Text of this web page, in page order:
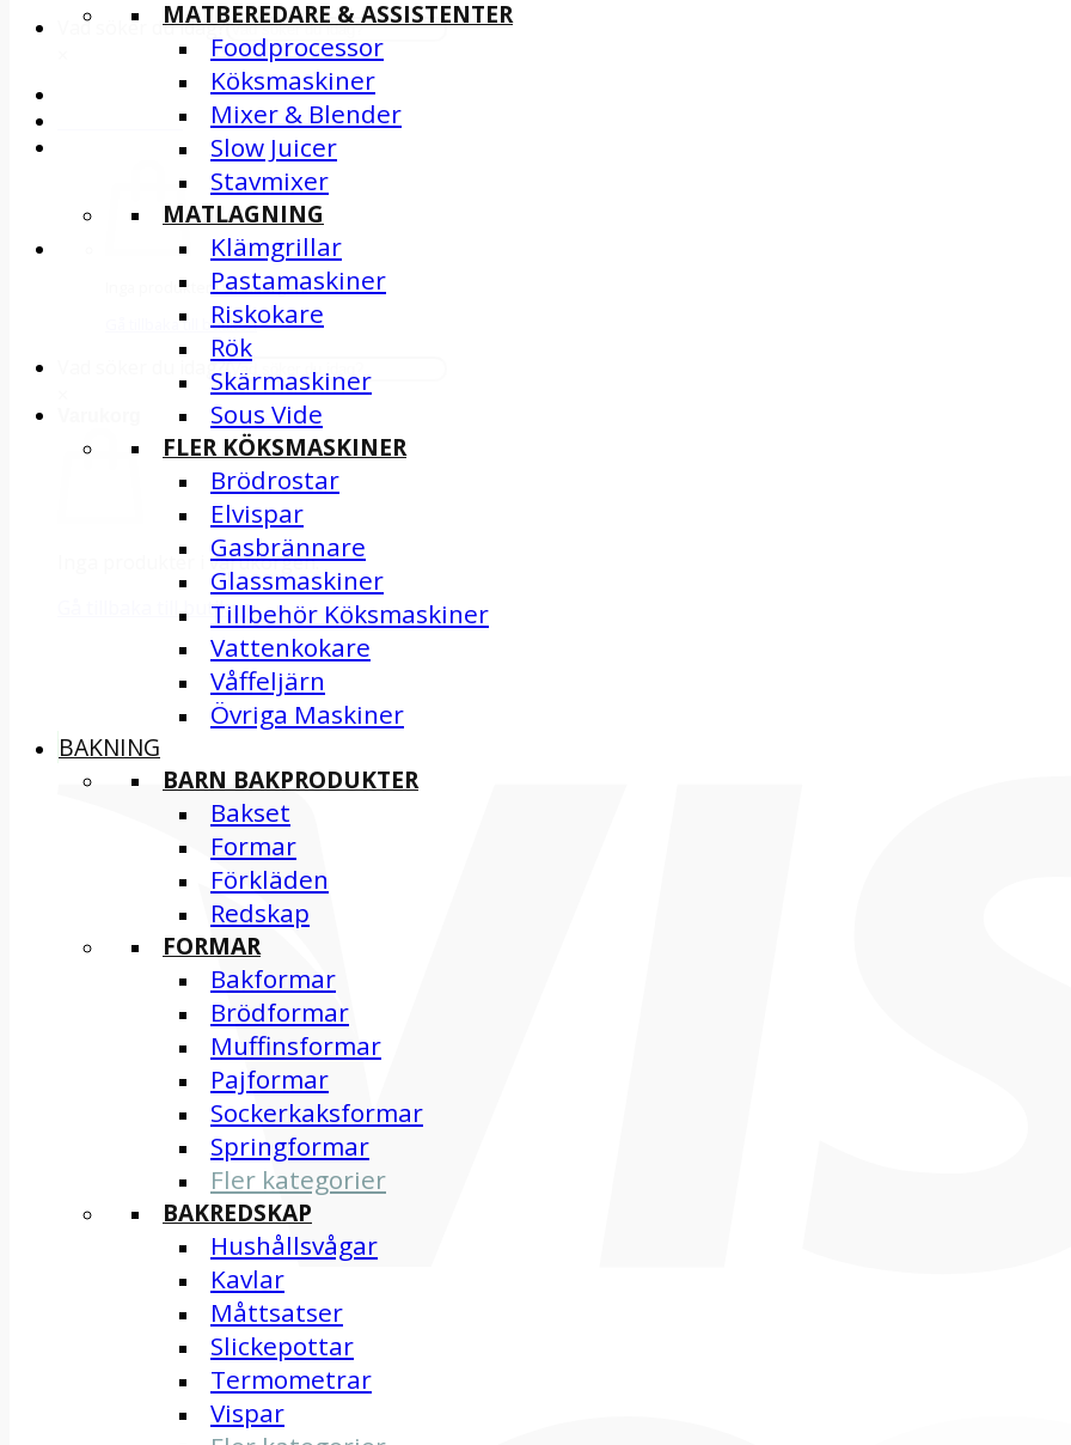
Vad söker du idag?
INSPIRATION
Inga produkter i varukorgen.
Gå tillbaka till butiken
Vad söker du idag?
Inga produkter i varukorgen.
Gå tillbaka till butiken
MATBEREDARE & ASSISTENTER
Foodprocessor
Köksmaskiner
Mixer & Blender
Slow Juicer
Stavmixer
MATLAGNING
Klämgrillar
Pastamaskiner
Riskokare
Rök
Skärmaskiner
Sous Vide
FLER KÖKSMASKINER
Brödrostar
Elvispar
Gasbrännare
Glassmaskiner
Tillbehör Köksmaskiner
Vattenkokare
Våffeljärn
Övriga Maskiner
BAKNING
BARN BAKPRODUKTER
Bakset
Formar
Förkläden
Redskap
FORMAR
Bakformar
Brödformar
Muffinsformar
Pajformar
Sockerkaksformar
Springformar
Fler kategorier
BAKREDSKAP
Hushållsvågar
Kavlar
Måttsatser
Slickepottar
Termometrar
Vispar